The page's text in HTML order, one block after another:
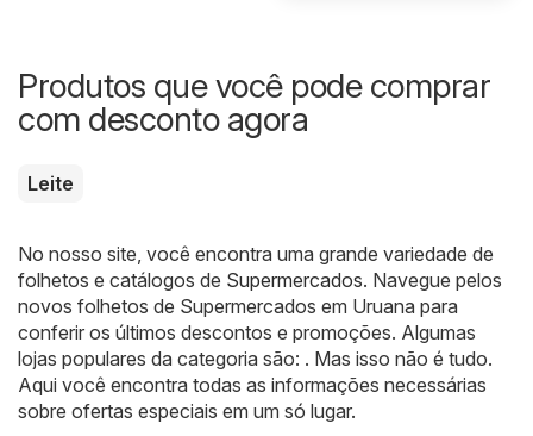
Produtos que você pode comprar
com desconto agora
Leite
No nosso site, você encontra uma grande variedade de
folhetos e catálogos de Supermercados. Navegue pelos
novos folhetos de Supermercados em Uruana para
conferir os últimos descontos e promoções. Algumas
lojas populares da categoria são: . Mas isso não é tudo.
Aqui você encontra todas as informações necessárias
sobre ofertas especiais em um só lugar.